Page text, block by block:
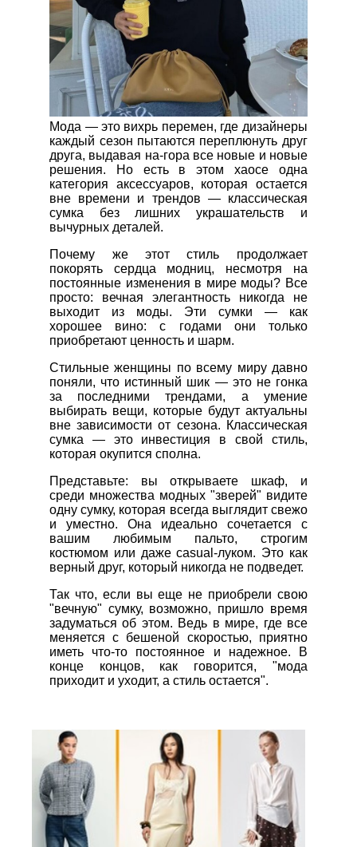
Мода — это вихрь перемен, где дизайнеры
каждый сезон пытаются переплюнуть друг
друга, выдавая на-гора все новые и новые
решения. Но есть в этом хаосе одна
категория аксессуаров, которая остается
вне времени и трендов — классическая
сумка без лишних украшательств и
вычурных деталей.
Почему же этот стиль продолжает
покорять сердца модниц, несмотря на
постоянные изменения в мире моды? Все
просто: вечная элегантность никогда не
выходит из моды. Эти сумки — как
хорошее вино: с годами они только
приобретают ценность и шарм.
Стильные женщины по всему миру давно
поняли, что истинный шик — это не гонка
за последними трендами, а умение
выбирать вещи, которые будут актуальны
вне зависимости от сезона. Классическая
сумка — это инвестиция в свой стиль,
которая окупится сполна.
Представьте: вы открываете шкаф, и
среди множества модных "зверей" видите
одну сумку, которая всегда выглядит свежо
и уместно. Она идеально сочетается с
вашим любимым пальто, строгим
костюмом или даже casual-луком. Это как
верный друг, который никогда не подведет.
Так что, если вы еще не приобрели свою
"вечную" сумку, возможно, пришло время
задуматься об этом. Ведь в мире, где все
меняется с бешеной скоростью, приятно
иметь что-то постоянное и надежное. В
конце концов, как говорится, "мода
приходит и уходит, а стиль остается".